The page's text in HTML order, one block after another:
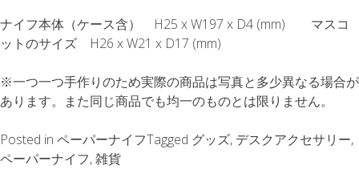
ナイフ本体（ケース含） H25 x W197 x D4 (mm) マスコ
ットのサイズ H26 x W21 x D17 (mm)
※一つ一つ手作りのため実際の商品は写真と多少異なる場合が
あります。また同じ商品でも均一のものとは限りません。
Posted in ペーパーナイフTagged グッズ, デスクアクセサリー,
ペーパーナイフ,雑貨